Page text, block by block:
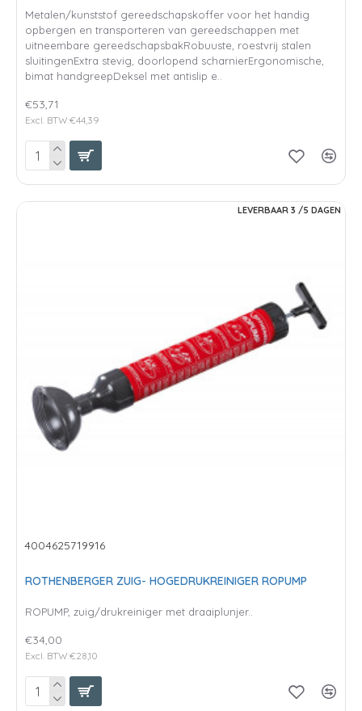
Metalen/kunststof gereedschapskoffer voor het handig
opbergen en transporteren van gereedschappen met
uitneembare gereedschapsbakRobuuste, roestvrij stalen
sluitingenExtra stevig, doorlopend scharnierErgonomische,
bimat handgreepDeksel met antislip e..
€53,71
Excl. BTW:€44,39
LEVERBAAR 3 /5 DAGEN
4004625719916
ROTHENBERGER ZUIG- HOGEDRUKREINIGER ROPUMP
ROPUMP, zuig/drukreiniger met draaiplunjer..
€34,00
Excl. BTW:€28,10